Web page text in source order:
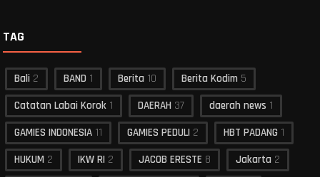
TAG
Bali 2 BAND 1 Berita 10 Berita Kodim 5
Catatan Labai Korok 1 DAERAH 37 daerah news 1
GAMIES INDONESIA 11 GAMIES PEDULI 2 HBT PADANG 1
HUKUM 2 IKW RI 2 JACOB ERESTE 8 Jakarta 2